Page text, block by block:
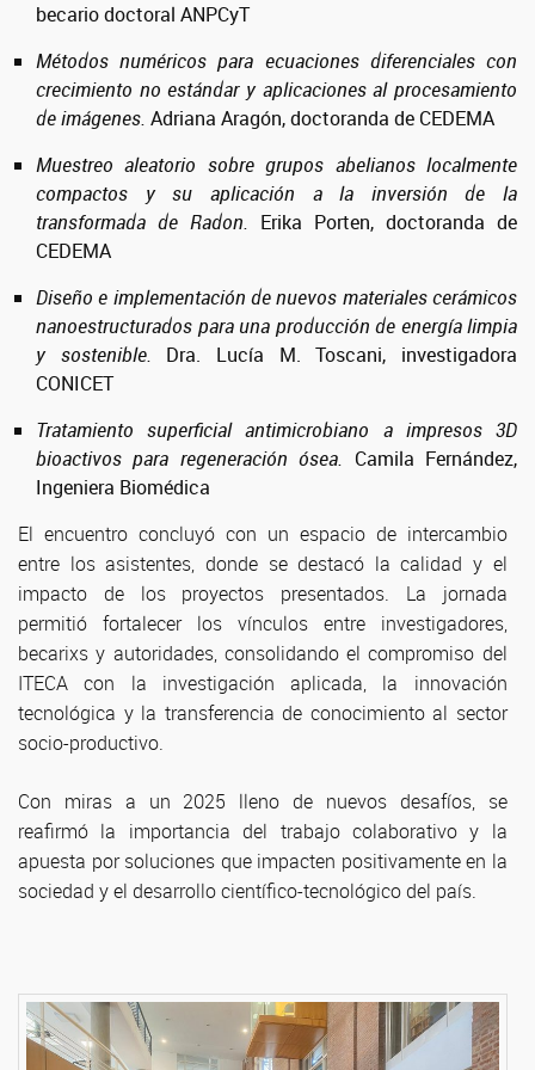
becario doctoral ANPCyT
Métodos numéricos para ecuaciones diferenciales con
crecimiento no estándar y aplicaciones al procesamiento
de imágenes. Adriana Aragón, doctoranda de CEDEMA
Muestreo aleatorio sobre grupos abelianos localmente
compactos y su aplicación a la inversión de la
transformada de Radon. Erika Porten, doctoranda de
CEDEMA
Diseño e implementación de nuevos materiales cerámicos
nanoestructurados para una producción de energía limpia
y sostenible. Dra. Lucía M. Toscani, investigadora
CONICET
Tratamiento superficial antimicrobiano a impresos 3D
bioactivos para regeneración ósea. Camila Fernández,
Ingeniera Biomédica
El encuentro concluyó con un espacio de intercambio
entre los asistentes, donde se destacó la calidad y el
impacto de los proyectos presentados. La jornada
permitió fortalecer los vínculos entre investigadores,
becarixs y autoridades, consolidando el compromiso del
ITECA con la investigación aplicada, la innovación
tecnológica y la transferencia de conocimiento al sector
socio-productivo.
Con miras a un 2025 lleno de nuevos desafíos, se
reafirmó la importancia del trabajo colaborativo y la
apuesta por soluciones que impacten positivamente en la
sociedad y el desarrollo científico-tecnológico del país.